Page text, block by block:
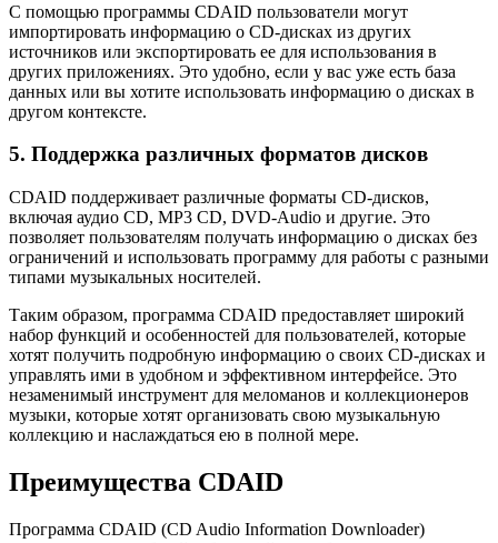
С помощью программы CDAID пользователи могут
импортировать информацию о CD-дисках из других
источников или экспортировать ее для использования в
других приложениях. Это удобно, если у вас уже есть база
данных или вы хотите использовать информацию о дисках в
другом контексте.
5. Поддержка различных форматов дисков
CDAID поддерживает различные форматы CD-дисков,
включая аудио CD, MP3 CD, DVD-Audio и другие. Это
позволяет пользователям получать информацию о дисках без
ограничений и использовать программу для работы с разными
типами музыкальных носителей.
Таким образом, программа CDAID предоставляет широкий
набор функций и особенностей для пользователей, которые
хотят получить подробную информацию о своих CD-дисках и
управлять ими в удобном и эффективном интерфейсе. Это
незаменимый инструмент для меломанов и коллекционеров
музыки, которые хотят организовать свою музыкальную
коллекцию и наслаждаться ею в полной мере.
Преимущества CDAID
Программа CDAID (CD Audio Information Downloader)